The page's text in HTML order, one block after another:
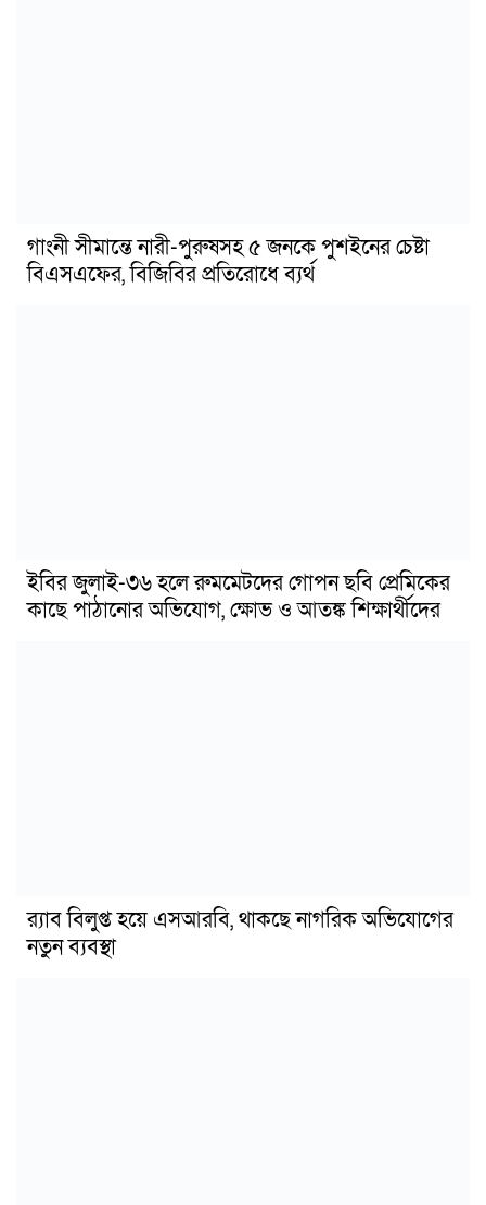
গাংনী সীমান্তে নারী-পুরুষসহ ৫ জনকে পুশইনের চেষ্টা
বিএসএফের, বিজিবির প্রতিরোধে ব্যর্থ
ইবির জুলাই-৩৬ হলে রুমমেটদের গোপন ছবি প্রেমিকের
কাছে পাঠানোর অভিযোগ, ক্ষোভ ও আতঙ্ক শিক্ষার্থীদের
র‍্যাব বিলুপ্ত হয়ে এসআরবি, থাকছে নাগরিক অভিযোগের
নতুন ব্যবস্থা